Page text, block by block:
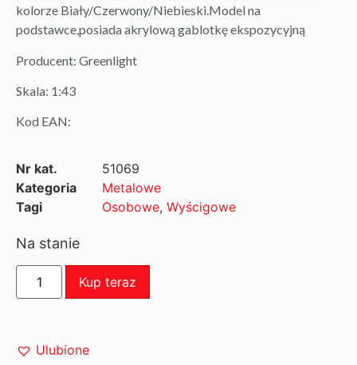
kolorze Biały/Czerwony/Niebieski.Model na
podstawce,posiada akrylową gablotkę ekspozycyjną
Producent: Greenlight
Skala: 1:43
Kod EAN:
Nr kat.
51069
Kategoria
Metalowe
Tagi
Osobowe, Wyścigowe
Na stanie
Kup teraz
Ulubione